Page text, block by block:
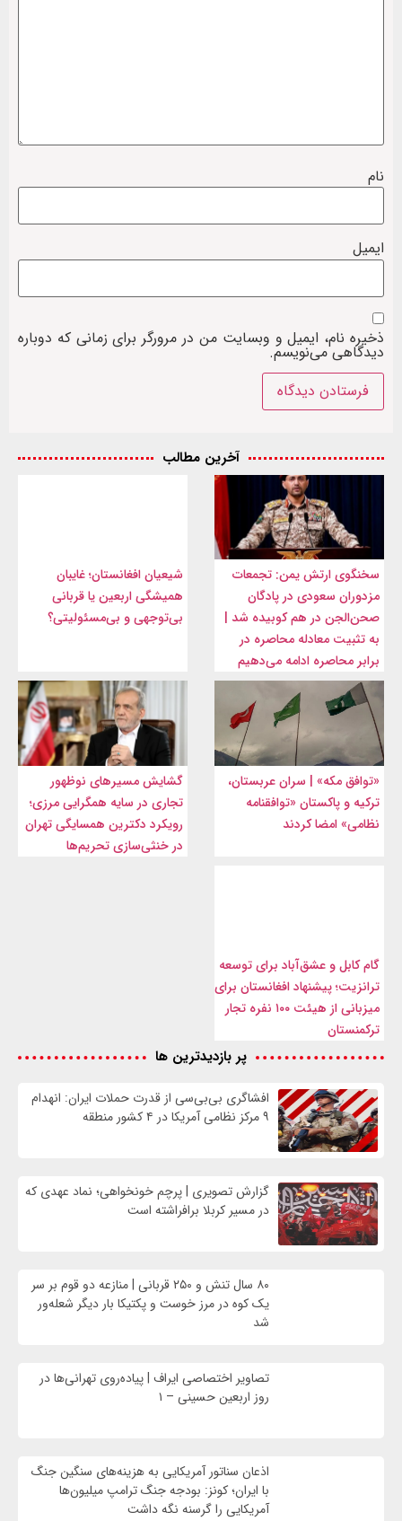
نام
ایمیل
ذخیره نام، ایمیل و وبسایت من در مرورگر برای زمانی که دوباره
دیدگاهی می‌نویسم.
آخرین مطالب
سخنگوی ارتش یمن: تجمعات
مزدوران سعودی در پادگان
صحن‌الجن در هم کوبیده شد |
به تثبیت معادله محاصره در
برابر محاصره ادامه می‌دهیم
شیعیان افغانستان؛ غایبان
همیشگی اربعین یا قربانی
بی‌توجهی و بی‌مسئولیتی؟
«توافق مکه» | سران عربستان،
ترکیه و پاکستان «توافقنامه
نظامی» امضا کردند
گشایش مسیرهای نوظهور
تجاری در سایه همگرایی مرزی؛
رویکرد دکترین همسایگی تهران
در خنثی‌سازی تحریم‌ها
گام کابل و عشق‌آباد برای توسعه
ترانزیت؛ پیشنهاد افغانستان برای
میزبانی از هیئت ۱۰۰ نفره تجار
ترکمنستان
پر بازدیدترین ها
افشاگری بی‌بی‌سی از قدرت حملات ایران: انهدام
۹ مرکز نظامی آمریکا در ۴ کشور منطقه
گزارش تصویری | پرچم خونخواهی؛ نماد عهدی که
در مسیر کربلا برافراشته است
۸۰ سال تنش و ۲۵۰ قربانی | منازعه دو قوم بر سر
یک کوه در مرز خوست و پکتیکا بار دیگر شعله‌ور
شد
تصاویر اختصاصی ایراف | پیاده‌روی تهرانی‌ها در
روز اربعین حسینی – ۱
اذعان سناتور آمریکایی به هزینه‌های سنگین جنگ
با ایران؛ کونز: بودجه جنگ ترامپ میلیون‌ها
آمریکایی را گرسنه نگه داشت